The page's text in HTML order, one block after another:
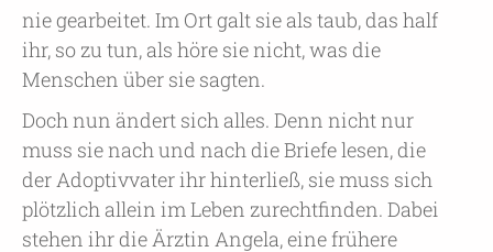
nie gearbeitet. Im Ort galt sie als taub, das half
ihr, so zu tun, als höre sie nicht, was die
Menschen über sie sagten.
Doch nun ändert sich alles. Denn nicht nur
muss sie nach und nach die Briefe lesen, die
der Adoptivvater ihr hinterließ, sie muss sich
plötzlich allein im Leben zurechtfinden. Dabei
stehen ihr die Ärztin Angela, eine frühere